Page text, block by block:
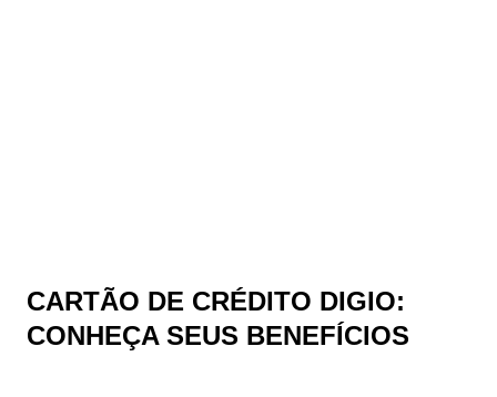
CARTÃO DE CRÉDITO DIGIO:
CONHEÇA SEUS BENEFÍCIOS